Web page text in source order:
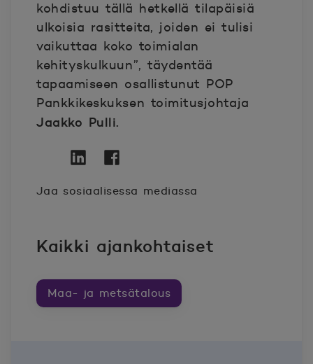
kohdistuu tällä hetkellä tilapäisiä
ulkoisia rasitteita, joiden ei tulisi
vaikuttaa koko toimialan
kehityskulkuun”, täydentää
tapaamiseen osallistunut POP
Pankkikeskuksen toimitusjohtaja
Jaakko Pulli.
Jaa sosiaalisessa mediassa
Kaikki ajankohtaiset
Maa- ja metsätalous